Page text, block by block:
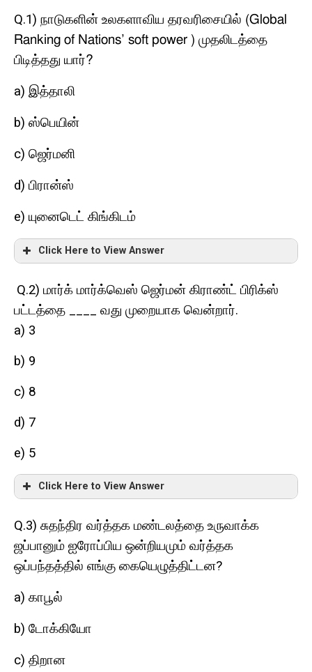
Q.1) நாடுகளின் உலகளாவிய தரவரிசையில் (Global
Ranking of Nations’ soft power ) முதலிடத்தை
பிடித்தது யார்?
a) இத்தாலி
b) ஸ்பெயின்
c) ஜெர்மனி
d) பிரான்ஸ்
e) யுனைடெட் கிங்கிடம்
Click Here to View Answer
Q.2) மார்க் மார்க்வெஸ் ஜெர்மன் கிராண்ட் பிரிக்ஸ்
பட்டத்தை ____ வது முறையாக வென்றார்.
a) 3
b) 9
c) 8
d) 7
e) 5
Click Here to View Answer
Q.3) சுதந்திர வர்த்தக மண்டலத்தை உருவாக்க
ஜப்பானும் ஐரோப்பிய ஒன்றியமும் வர்த்தக
ஒப்பந்தத்தில் எங்கு கையெழுத்திட்டன?
a) காபூல்
b) டோக்கியோ
c) திறான